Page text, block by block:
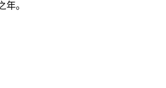
年。